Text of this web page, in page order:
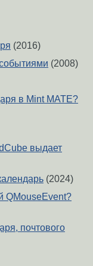
(2016)
(2008)
в Mint MATE?
выдает
(2024)
QMouseEvent?
почтового